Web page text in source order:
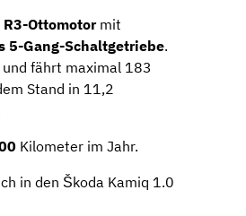
R3-Ottomotormit
5-Gang-Schaltgetriebe.
fährt maximal 183
Stand in 11,2
Kilometer im Jahr.
in den Škoda Kamiq 1.0